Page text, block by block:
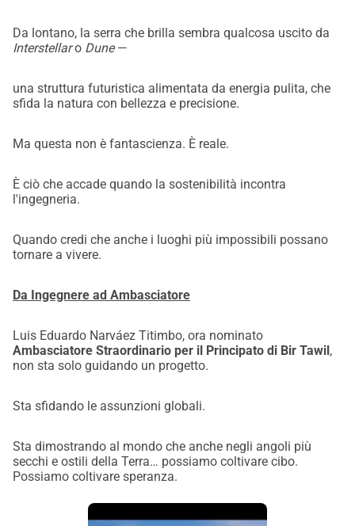
Da lontano, la serra che brilla sembra qualcosa uscito da
Interstellaro Dune—
una struttura futuristica alimentata da energia pulita, che
sfida la natura con bellezza e precisione.
Ma questa non è fantascienza. È reale.
È ciò che accade quando la sostenibilità incontra
l'ingegneria.
Quando credi che anche i luoghi più impossibili possano
tornare a vivere.
Da Ingegnere ad Ambasciatore
Luis Eduardo Narváez Titimbo, ora nominato
Ambasciatore Straordinario per il Principato di Bir Tawil ,
non sta solo guidando un progetto.
Sta sfidando le assunzioni globali.
Sta dimostrando al mondo che anche negli angoli più
secchi e ostili della Terra… possiamo coltivare cibo.
Possiamo coltivare speranza.